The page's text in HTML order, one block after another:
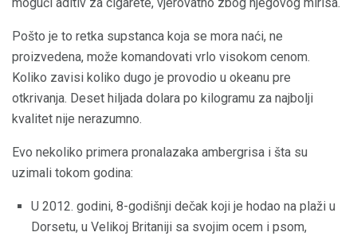
mogući aditiv za cigarete, vjerovatno zbog njegovog mirisa.
Pošto je to retka supstanca koja se mora naći, ne
proizvedena, može komandovati vrlo visokom cenom.
Koliko zavisi koliko dugo je provodio u okeanu pre
otkrivanja. Deset hiljada dolara po kilogramu za najbolji
kvalitet nije nerazumno.
Evo nekoliko primera pronalazaka ambergrisa i šta su
uzimali tokom godina:
U 2012. godini, 8-godišnji dečak koji je hodao na plaži u
Dorsetu, u Velikoj Britaniji sa svojim ocem i psom,